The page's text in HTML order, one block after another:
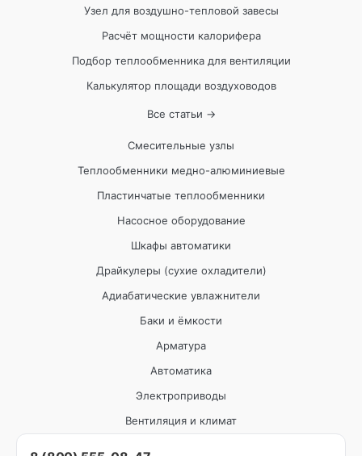
Узел для воздушно-тепловой завесы
Расчёт мощности калорифера
Подбор теплообменника для вентиляции
Калькулятор площади воздуховодов
Все статьи →
Смесительные узлы
Теплообменники медно-алюминиевые
Пластинчатые теплообменники
Насосное оборудование
Шкафы автоматики
Драйкулеры (сухие охладители)
Адиабатические увлажнители
Баки и ёмкости
Арматура
Автоматика
Электроприводы
Вентиляция и климат